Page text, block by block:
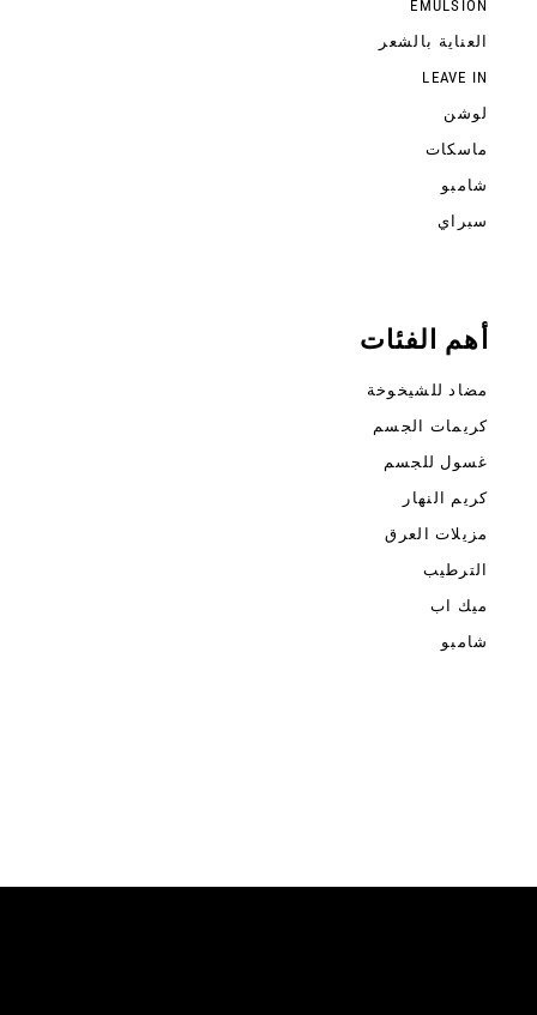
EMULSION
العناية بالشعر
LEAVE IN
لوشن
ماسكات
شامبو
سبراي
أهم الفئات
مضاد للشيخوخة
كريمات الجسم
غسول للجسم
كريم النهار
مزيلات العرق
الترطيب
ميك اب
شامبو